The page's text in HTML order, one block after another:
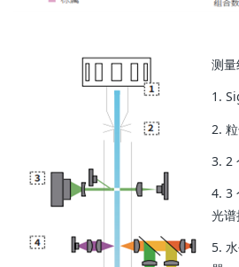
测量
1.
2.
3. 2
4. 3
光
5.